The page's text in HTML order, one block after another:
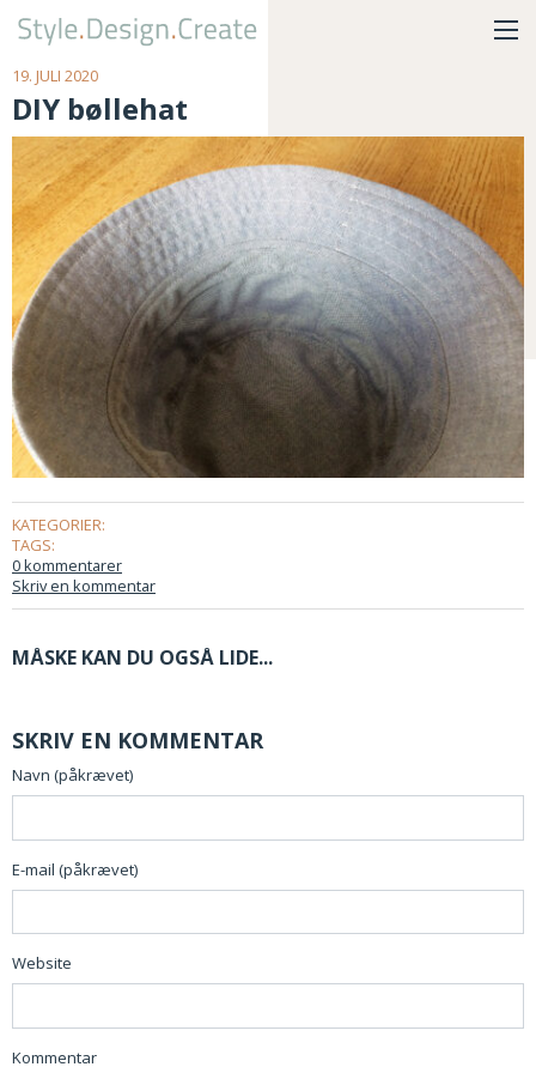
19. JULI 2020
DIY bøllehat
KATEGORIER:
TAGS:
0 kommentarer
Skriv en kommentar
MÅSKE KAN DU OGSÅ LIDE...
SKRIV EN KOMMENTAR
Navn (påkrævet)
E-mail (påkrævet)
Website
Kommentar